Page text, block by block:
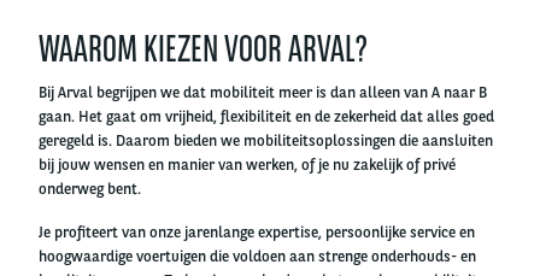
WAAROM KIEZEN VOOR ARVAL?
Bij Arval begrijpen we dat mobiliteit meer is dan alleen van A naar B
gaan. Het gaat om vrijheid, flexibiliteit en de zekerheid dat alles goed
geregeld is. Daarom bieden we mobiliteitsoplossingen die aansluiten
bij jouw wensen en manier van werken, of je nu zakelijk of privé
onderweg bent.
Je profiteert van onze jarenlange expertise, persoonlijke service en
hoogwaardige voertuigen die voldoen aan strenge onderhouds- en